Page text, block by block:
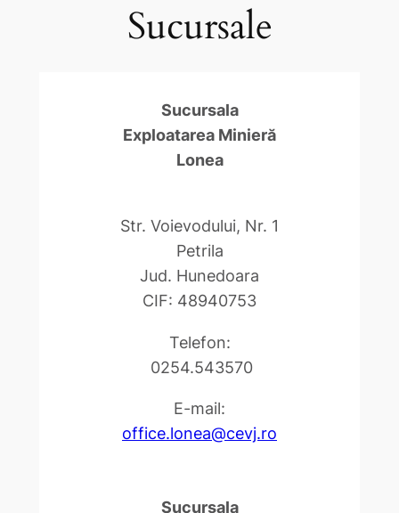
Sucursale
Sucursala
Exploatarea Minieră
Lonea
Str. Voievodului, Nr. 1
Petrila
Jud. Hunedoara
CIF: 48940753
Telefon:
0254.543570
E-mail:
office.lonea@cevj.ro
Sucursala